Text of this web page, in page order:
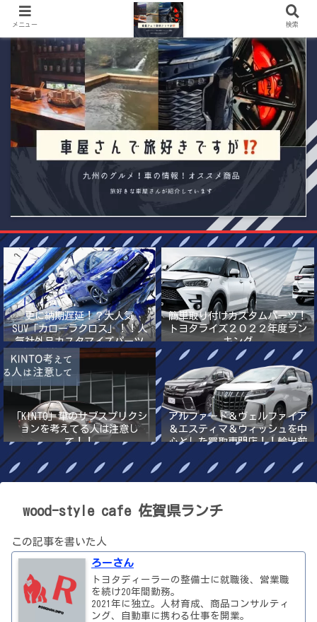
更に納期遅延！？大人気
SUV「カローラクロス」！！人
気社外品カスタマイズパーツ
2022年最新版！！
簡単取り付けカスタムパーツ！
トヨタライズ２０２２年度ラン
キング
「KINTO」車のサブスプリクシ
ョンを考えてる人は注意し
て！！
アルファード＆ヴェルファイア
＆エスティマ＆ウィッシュを中
心とした買取専門店！！輸出前
提の高額買取
wood-style cafe 佐賀県ランチ
この記事を書いた人
ろーさん
トヨタディーラーの整備士に就職後、営業職
を続け20年間勤務。
2021年に独立。人材育成、商品コンサルティ
ング、自動車に携わる仕事を開業。
メニュー 検索